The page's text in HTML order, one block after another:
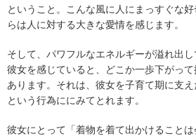
ということ。こんな風に人にまっすぐな
らは人に対する大きな愛情を感じます。
そして、パワフルなエネルギーが溢れ出し
彼女を感じていると、どこか一歩下がっ
あります。それは、彼女を子育て期に支え
という行為ににみてとれます。
彼女にとって「着物を着て出かけること